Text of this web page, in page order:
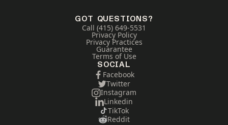
GOT QUESTIONS?
Call (415) 649-5531
Privacy Policy
Privacy Practices
Guarantee
Terms of Use
SOCIAL
Facebook
Twitter
Instagram
Linkedin
TikTok
Reddit